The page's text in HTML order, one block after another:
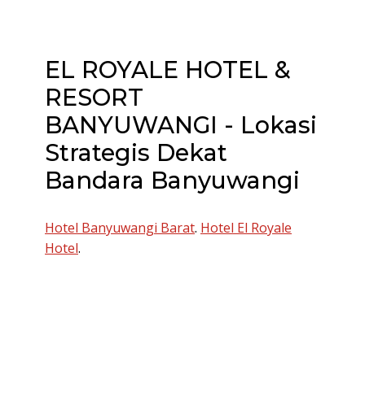
EL ROYALE HOTEL &
RESORT
BANYUWANGI - Lokasi
Strategis Dekat
Bandara Banyuwangi
Hotel Banyuwangi Barat. Hotel El Royale
Hotel.